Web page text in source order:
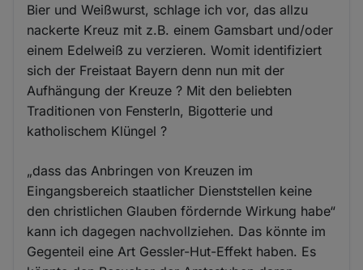
Bier und Weißwurst, schlage ich vor, das allzu
nackerte Kreuz mit z.B. einem Gamsbart und/oder
einem Edelweiß zu verzieren. Womit identifiziert
sich der Freistaat Bayern denn nun mit der
Aufhängung der Kreuze ? Mit den beliebten
Traditionen von Fensterln, Bigotterie und
katholischem Klüngel ?
„dass das Anbringen von Kreuzen im
Eingangsbereich staatlicher Dienststellen keine
den christlichen Glauben fördernde Wirkung habe“
kann ich dagegen nachvollziehen. Das könnte im
Gegenteil eine Art Gessler-Hut-Effekt haben. Es